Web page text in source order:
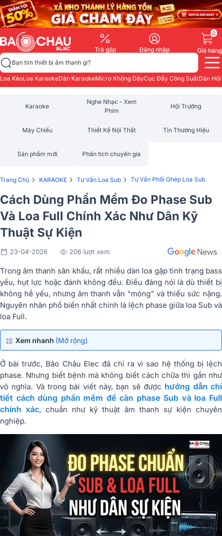
Trả góp Đăng nhập
0
Giỏ hàng
Bạn tìm thiết bị âm thanh gì?
Loa KéoLoa KaraokeDàn KaraokeMicro Không DâyCục Đẩy Công SuấtDàn
Karaoke
Nghe Nhạc - Xem
Phim
Hội Trường
Máy Chiếu Thiết Kế Nội Thất Tin Thương Hiệu
Sản phẩm mới Phân tích chuyên gia
Trang Chủ › KARAOKE › Tư Vấn Loa Sub › Tư Vấn Phối Ghép Loa Sub
Cách Dùng Phần Mềm Đo Phase Sub
Và Loa Full Chính Xác Như Dân Kỹ
Thuật Sự Kiện
23-04-2026 206 lượt xem
Trong âm thanh sân khấu, rất nhiều dàn loa gặp tình trạng bass
yếu, hụt lực hoặc đánh không đều. Điều đáng nói là dù thiết bị
không hề yếu, nhưng âm thanh vẫn “mỏng” và thiếu sức nặng.
Nguyên nhân phổ biến nhất chính là lệch phase giữa loa Sub và
loa Full.
Xem nhanh (Mở rộng)
Ở bài trước, Bảo Châu Elec đã chỉ ra vì sao hệ thống bị lệch
phase. Nhưng biết bệnh mà không biết cách chữa thì gần như
vô nghĩa. Và trong bài viết này, bạn sẽ được hướng dẫn chi
tiết cách dùng phần mềm để căn phase Sub và loa Full
chính xác, chuẩn như kỹ thuật âm thanh sự kiện chuyên
nghiệp.